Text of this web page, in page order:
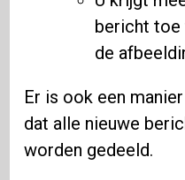
bericht toe
de
Er is ook een
dat alle nieuwe
worden gedeeld.